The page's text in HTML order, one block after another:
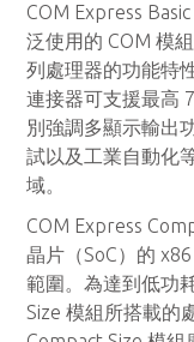
COM Express
泛使用的 COM 模
列處理器的功能特
連接器可支援最高
別強調多顯示輸出
試以及工業自動化
域。
COM Express
晶片（SoC）的
範圍。為達到低功
Size 模組所搭載的